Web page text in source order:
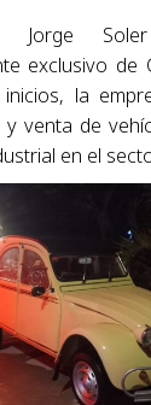
Jorge
exclusivo de
la
y venta de
en el